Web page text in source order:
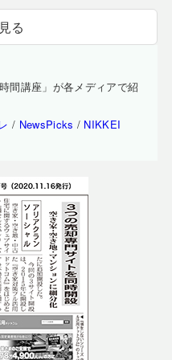
る
間講座」が各メディアで紹
/ NewsPicks / NIKKEI